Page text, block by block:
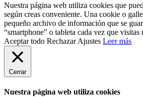
Nuestra página web utiliza cookies que
según creas conveniente. Una cookie o
pequeño archivo de información que se
“smartphone” o tableta cada vez que visitas
Aceptar todo Rechazar Ajustes Leer más
Cerrar
Nuestra página web utiliza cookies